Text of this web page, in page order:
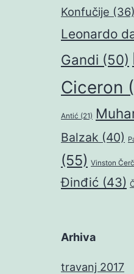
Konfučije (36)
Leonardo
Gandi (50)
Ciceron
Antić (21)
Balzak (40)
(55) Vinston
Đinđić (43)
Arhiva
travanj 2017